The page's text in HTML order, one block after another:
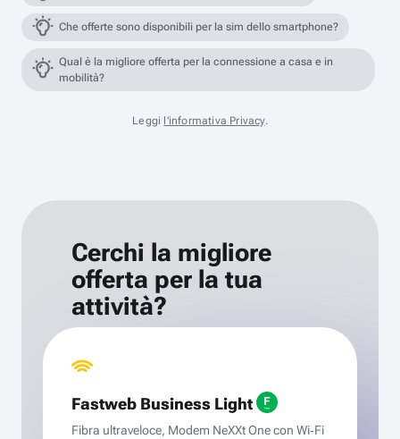
Che offerte sono disponibili per la sim dello smartphone?
Qual è la migliore offerta per la connessione a casa e in
mobilità?
Leggi l'informativa Privacy.
Cerchi la migliore
offerta per la tua
attività?
Fastweb Business Light
Fibra ultraveloce, Modem NeXXt One con Wi‑Fi